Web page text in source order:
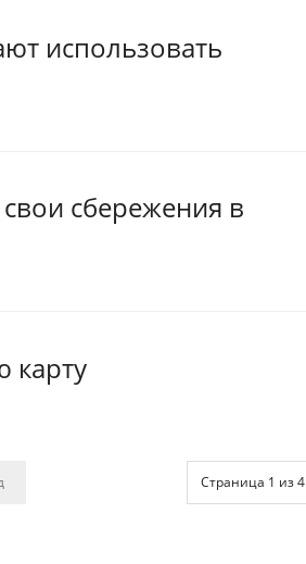
использовать
сбережения в
карту
Страница 1 из 4